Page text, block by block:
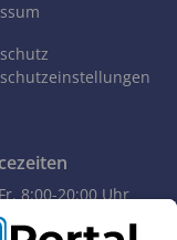
8:00-20:00 Uhr
16:00 Uhr